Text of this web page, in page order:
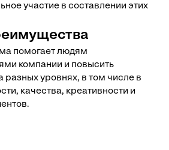
участие в составлении этих
помогает людям
компании и повысить
уровнях, в том числе в
качества, креативности и